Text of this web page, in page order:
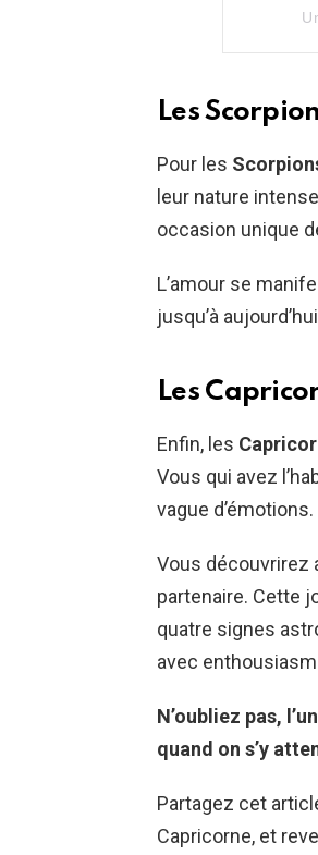
Les
Pour les
leur nature
occasion unique
L’amour se
jusqu’à
Les
Enfin, les
Vous qui avez
vague
Vous découvrirez
partenaire. Cette
quatre signes
avec
N’oubliez pas,
quand on s’y
Partagez cet
Capricorne, et